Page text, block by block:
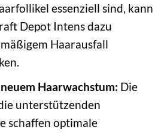
essenziell sind, kann
Depot Intens dazu
Haarausfall
Haarwachstum: Die
unterstützenden
schaffen optimale